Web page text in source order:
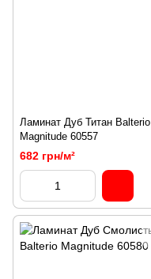
Ламинат Дуб Титан Balterio
Magnitude 60557
682 грн/м²